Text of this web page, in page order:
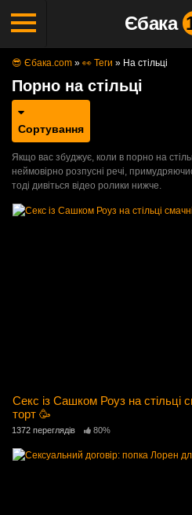
Єбака
😎 Єбака.com » 👀 Теги » На стільці
Порно на стільці
Сортування
Якщо вас збуджує, коли в порно на
неймовірно розпусні речі,
тоді дивіться відео ролики нижче.
Секс із Сашком Роуз на стільці
торт 🥳
1372 переглядів 80%